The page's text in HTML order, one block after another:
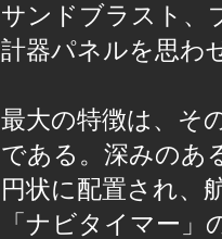
サンドブラスト
計器パネルを思わ
最大の特徴は、そ
である。深みのあ
円状に配置され、
「ナビタイマー